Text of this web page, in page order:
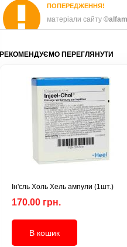
ПОПЕРЕДЖЕННЯ!
матеріали сайту
РЕКОМЕНДУЄМО ПЕРЕГЛЯНУТИ
Ін'єль Холь Хель ампули (1шт.)
170.00 грн.
В кошик